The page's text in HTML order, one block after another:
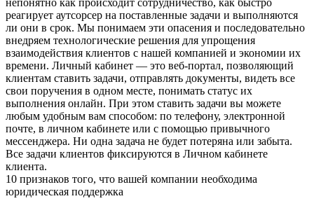
реагирует аутсорсер на поставленные задачи и выполняются
ли они в срок. Мы понимаем эти опасения и последовательно
внедряем технологические решения для упрощения
взаимодействия клиентов с нашей компанией и экономии их
времени. Личный кабинет — это веб-портал, позволяющий
клиентам ставить задачи, отправлять документы, видеть все
свои поручения в одном месте, понимать статус их
выполнения онлайн. При этом ставить задачи вы можете
любым удобным вам способом: по телефону, электронной
почте, в личном кабинете или с помощью привычного
мессенджера. Ни одна задача не будет потеряна или забыта.
Все задачи клиентов фиксируются в Личном кабинете
клиента.
10 признаков того, что вашей компании необходима
юридическая поддержка